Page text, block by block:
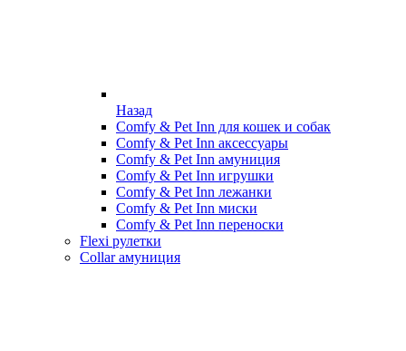
Назад
Comfy & Pet Inn для кошек и собак
Comfy & Pet Inn аксессуары
Comfy & Pet Inn амуниция
Comfy & Pet Inn игрушки
Comfy & Pet Inn лежанки
Comfy & Pet Inn миски
Comfy & Pet Inn переноски
Flexi рулетки
Collar амуниция